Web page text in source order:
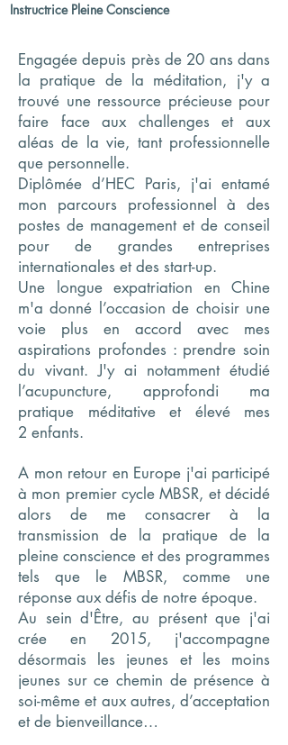
Instructrice Pleine Conscience
Engagée depuis près de 20 ans dans
la pratique de la méditation, j'y a
trouvé une ressource précieuse pour
faire face aux challenges et aux
aléas de la vie, tant professionnelle
que personnelle.
Diplômée d’HEC Paris, j'ai entamé
mon parcours professionnel à des
postes de management et de conseil
pour de grandes entreprises
internationales et des start-up.
Une longue expatriation en Chine
m'a donné l’occasion de choisir une
voie plus en accord avec mes
aspirations profondes : prendre soin
du vivant. J'y ai notamment étudié
l’acupuncture, approfondi ma
pratique méditative et élevé mes
2 enfants.
A mon retour en Europe j'ai participé
à mon premier cycle MBSR, et décidé
alors de me consacrer à la
transmission de la pratique de la
pleine conscience et des programmes
tels que le MBSR, comme une
réponse aux défis de notre époque.
Au sein d'Être, au présent que j'ai
crée en 2015, j'accompagne
désormais les jeunes et les moins
jeunes sur ce chemin de présence à
soi-même et aux autres, d’acceptation
et de bienveillance…